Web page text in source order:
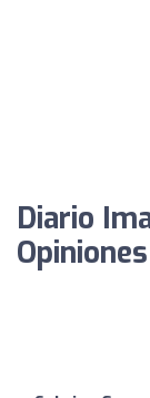
Diario
Opiniones